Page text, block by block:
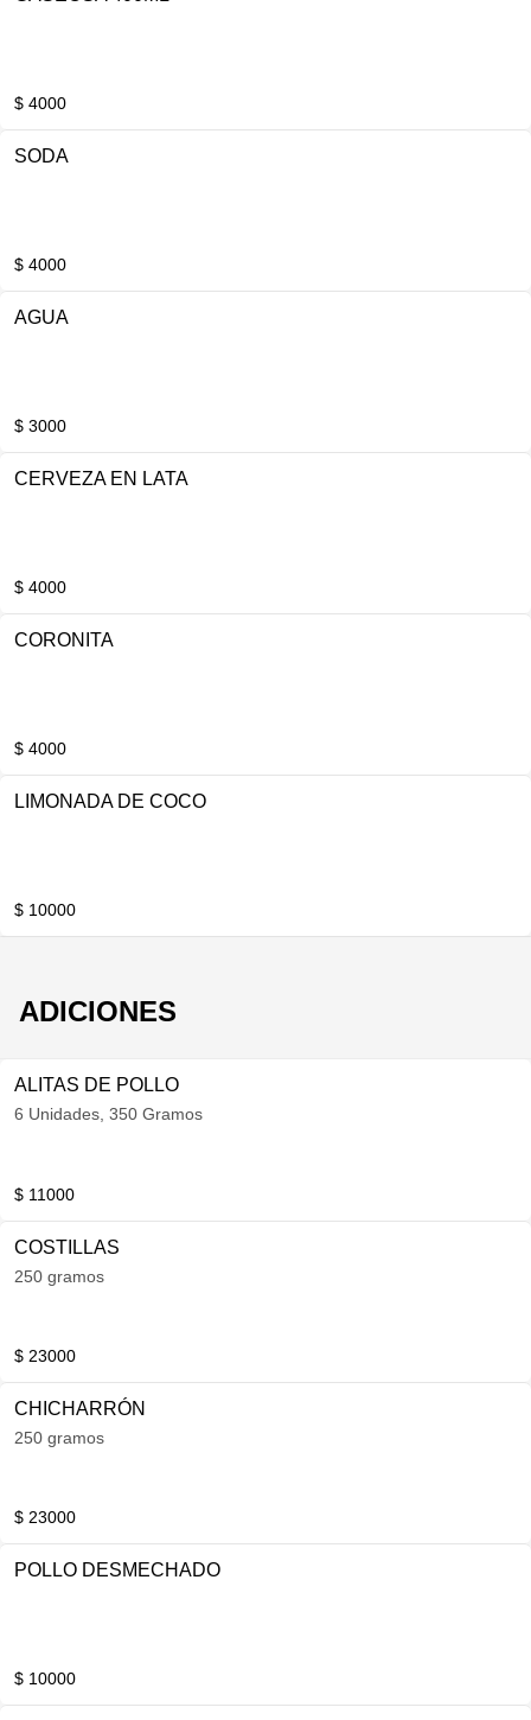
$ 4000
SODA
$ 4000
AGUA
$ 3000
CERVEZA EN LATA
$ 4000
CORONITA
$ 4000
LIMONADA DE COCO
$ 10000
ADICIONES
ALITAS DE POLLO
6 Unidades, 350 Gramos
$ 11000
COSTILLAS
250 gramos
$ 23000
CHICHARRÓN
250 gramos
$ 23000
POLLO DESMECHADO
$ 10000